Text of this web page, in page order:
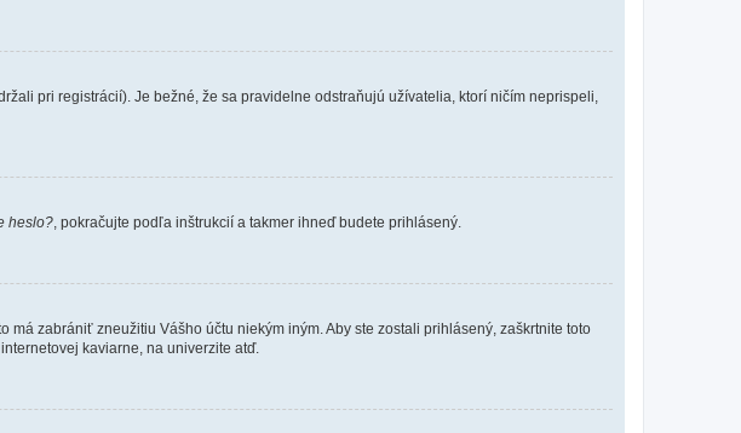
pri registrácií). Je bežné, že sa pravidelne odstraňujú užívatelia, ktorí ničím neprispeli,
heslo? , pokračujte podľa inštrukcií a takmer ihneď budete prihlásený.
má zabrániť zneužitiu Vášho účtu niekým iným. Aby ste zostali prihlásený, zaškrtnite toto
kaviarne, na univerzite atď.